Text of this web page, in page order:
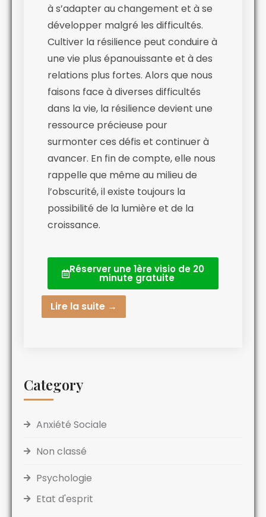
à s’adapter au changement et à se
développer malgré les difficultés.
Cultiver la résilience peut conduire à
une vie plus épanouissante et à des
relations plus fortes. Alors que nous
faisons face à diverses difficultés
dans la vie, la résilience devient une
ressource précieuse pour
surmonter ces défis et continuer à
avancer. En fin de compte, elle nous
rappelle que même au milieu de
l’obscurité, il existe toujours la
possibilité de la lumière et de la
croissance.
Réserver une 1ère visio de 20
minute gratuite
Lire la suite →
Category
Anxiété Sociale
Non classé
Psychologie
Etat d'esprit